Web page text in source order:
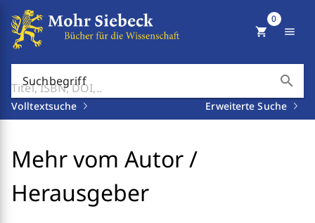
Suchbegriff search
Volltextsuche Erweiterte Suche
shopping_cart
0
menu
Mehr vom Autor /
Herausgeber